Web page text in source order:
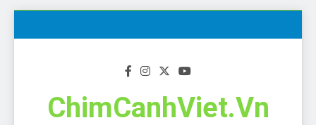
ChimCanhViet.Vn